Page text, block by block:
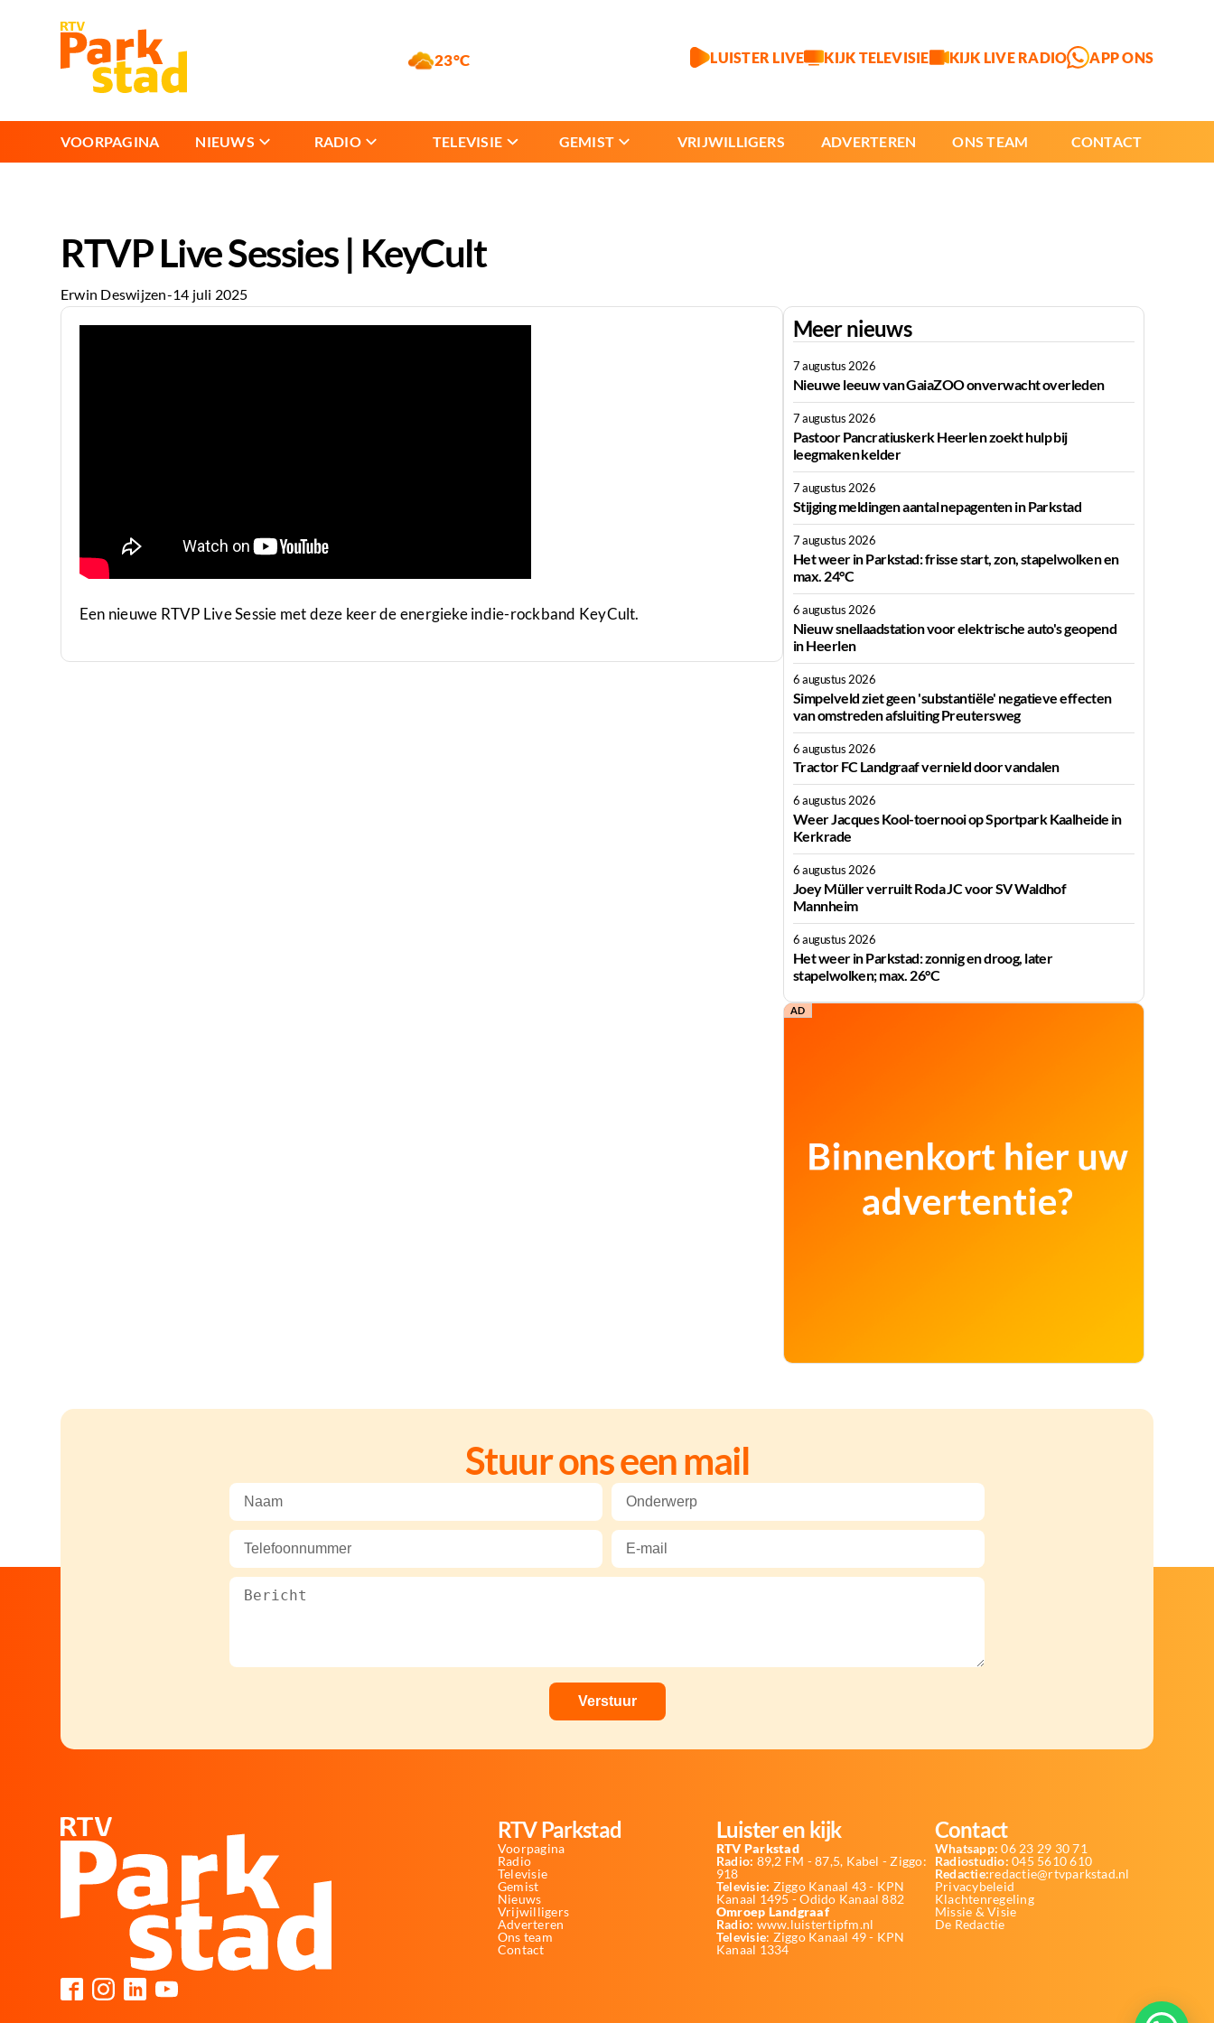
23°C LUISTER LIVE KIJK TELEVISIE KIJK LIVE RADIO APP ONS
VOORPAGINA NIEUWS RADIO TELEVISIE GEMIST VRIJWILLIGERS ADVERTEREN ONS TEAM CONTACT
RTVP Live Sessies | KeyCult
Erwin Deswijzen-14 juli 2025
Een nieuwe RTVP Live Sessie met deze keer de energieke indie-rockband KeyCult.
Meer nieuws
7 augustus 2026
Nieuwe leeuw van GaiaZOO onverwacht overleden
7 augustus 2026
Pastoor Pancratiuskerk Heerlen zoekt hulp bij
leegmaken kelder
7 augustus 2026
Stijging meldingen aantal nepagenten in Parkstad
7 augustus 2026
Het weer in Parkstad: frisse start, zon, stapelwolken en
max. 24°C
6 augustus 2026
Nieuw snellaadstation voor elektrische auto's geopend
in Heerlen
6 augustus 2026
Simpelveld ziet geen 'substantiële' negatieve effecten
van omstreden afsluiting Preutersweg
6 augustus 2026
Tractor FC Landgraaf vernield door vandalen
6 augustus 2026
Weer Jacques Kool-toernooi op Sportpark Kaalheide in
Kerkrade
6 augustus 2026
Joey Müller verruilt Roda JC voor SV Waldhof
Mannheim
6 augustus 2026
Het weer in Parkstad: zonnig en droog, later
stapelwolken; max. 26°C
AD
Stuur ons een mail
RTV Parkstad
Voorpagina
Radio
Televisie
Gemist
Nieuws
Vrijwilligers
Adverteren
Ons team
Contact
Luister en kijk
RTV Parkstad
Radio: 89,2 FM - 87,5, Kabel - Ziggo:
918
Televisie: Ziggo Kanaal 43 - KPN
Kanaal 1495 - Odido Kanaal 882
Omroep Landgraaf
Radio: www.luistertipfm.nl
Televisie: Ziggo Kanaal 49 - KPN
Kanaal 1334
Contact
Whatsapp: 06 23 29 30 71
Radiostudio: 045 5610 610
Redactie:redactie@rtvparkstad.nl
Privacybeleid
Klachtenregeling
Missie & Visie
De Redactie